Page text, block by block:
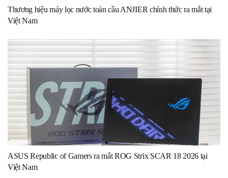
Thương hiệu máy lọc nước toàn cầu ANJIER chính thức ra mắt tại
Việt Nam
ASUS Republic of Gamers ra mắt ROG Strix SCAR 18 2026 tại
Việt Nam